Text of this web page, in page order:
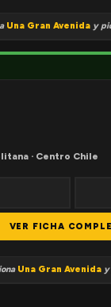
Una Gran Avenida y
· Centro Chile
VER FICHA
Una Gran Avenida y